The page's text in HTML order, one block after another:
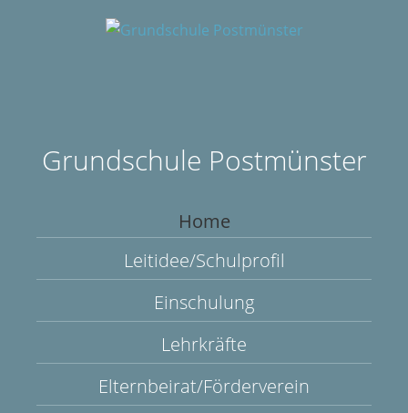
Grundschule Postmünster
Home
Leitidee/Schulprofil
Einschulung
Lehrkräfte
Elternbeirat/Förderverein